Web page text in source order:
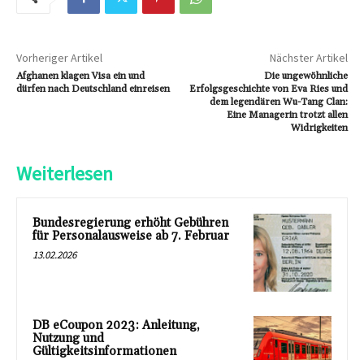
Vorheriger Artikel
Afghanen klagen Visa ein und
dürfen nach Deutschland einreisen
Nächster Artikel
Die ungewöhnliche
Erfolgsgeschichte von Eva Ries und
dem legendären Wu-Tang Clan:
Eine Managerin trotzt allen
Widrigkeiten
Weiterlesen
Bundesregierung erhöht Gebühren
für Personalausweise ab 7. Februar
13.02.2026
DB eCoupon 2023: Anleitung,
Nutzung und
Gültigkeitsinformationen